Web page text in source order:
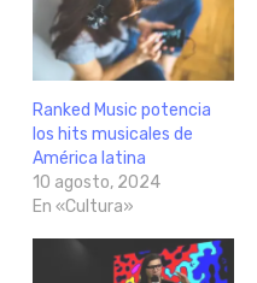
Ranked Music potencia
los hits musicales de
América latina
10 agosto, 2024
En «Cultura»